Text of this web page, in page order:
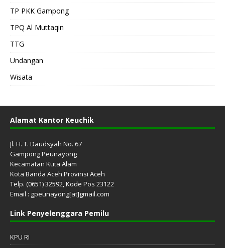
TP PKK Gampong
TPQ Al Muttaqin
TTG
Undangan
Wisata
Alamat Kantor Keuchik
Jl. H. T. Daudsyah No. 67
Gampong Peunayong
Kecamatan Kuta Alam
Kota Banda Aceh Provinsi Aceh
Telp. (0651) 32592, Kode Pos 23122
Email : gpeunayong[at]gmail.com
Link Penyelenggara Pemilu
KPU RI